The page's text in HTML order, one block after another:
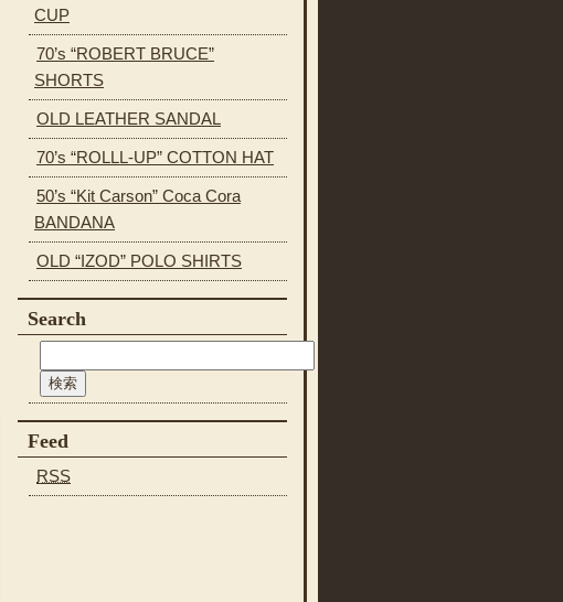
CUP
70’s “ROBERT BRUCE”
SHORTS
OLD LEATHER SANDAL
70’s “ROLLL-UP” COTTON HAT
50’s “Kit Carson” Coca Cora
BANDANA
OLD “IZOD” POLO SHIRTS
Search
Feed
RSS